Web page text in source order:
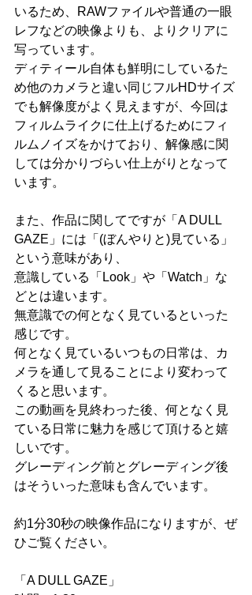
いるため、RAWファイルや普通の一眼
レフなどの映像よりも、よりクリアに
写っています。
ディティール自体も鮮明にしているた
め他のカメラと違い同じフルHDサイズ
でも解像度がよく見えますが、今回は
フィルムライクに仕上げるためにフィ
ルムノイズをかけており、解像感に関
しては分かりづらい仕上がりとなって
います。
また、作品に関してですが「A DULL
GAZE」には「(ぼんやりと)見ている」
という意味があり、
意識している「Look」や「Watch」な
どとは違います。
無意識での何となく見ているといった
感じです。
何となく見ているいつもの日常は、カ
メラを通して見ることにより変わって
くると思います。
この動画を見終わった後、何となく見
ている日常に魅力を感じて頂けると嬉
しいです。
グレーディング前とグレーディング後
はそういった意味も含んでいます。
約1分30秒の映像作品になりますが、ぜ
ひご覧ください。
「A DULL GAZE」